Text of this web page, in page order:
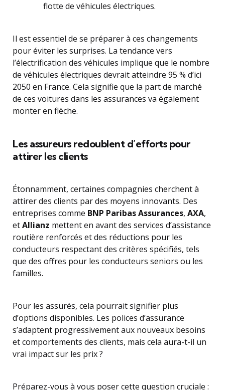
flotte de véhicules électriques.
Il est essentiel de se préparer à ces changements
pour éviter les surprises. La tendance vers
l’électrification des véhicules implique que le nombre
de véhicules électriques devrait atteindre 95 % d’ici
2050 en France. Cela signifie que la part de marché
de ces voitures dans les assurances va également
monter en flèche.
Les assureurs redoublent d’efforts pour
attirer les clients
Étonnamment, certaines compagnies cherchent à
attirer des clients par des moyens innovants. Des
entreprises comme BNP Paribas Assurances, AXA,
etAllianz mettent en avant des services d’assistance
routière renforcés et des réductions pour les
conducteurs respectant des critères spécifiés, tels
que des offres pour les conducteurs seniors ou les
familles.
Pour les assurés, cela pourrait signifier plus
d’options disponibles. Les polices d’assurance
s’adaptent progressivement aux nouveaux besoins
et comportements des clients, mais cela aura-t-il un
vrai impact sur les prix ?
Préparez-vous à vous poser cette question cruciale :